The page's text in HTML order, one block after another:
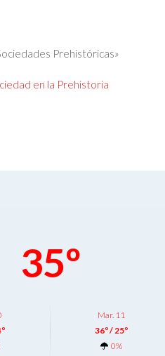
Prehistóricas»
en la Prehistoria
35º
Mar. 11
36º / 25º
0%